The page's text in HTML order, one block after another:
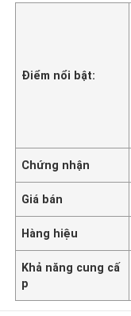
Điểm nổi bật:
Chứng nhận
Giá bán
Hàng hiệu
Khả năng cung cấ
p